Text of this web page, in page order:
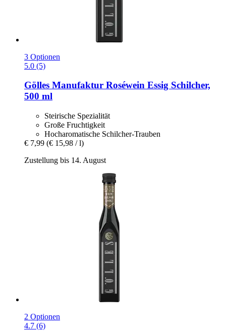
3 Optionen
5.0 (5)
Gölles Manufaktur Roséwein Essig Schilcher,
500 ml
Steirische Spezialität
Große Fruchtigkeit
Hocharomatische Schilcher-Trauben
€ 7,99 (€ 15,98 / l)
Zustellung bis 14. August
2 Optionen
4.7 (6)